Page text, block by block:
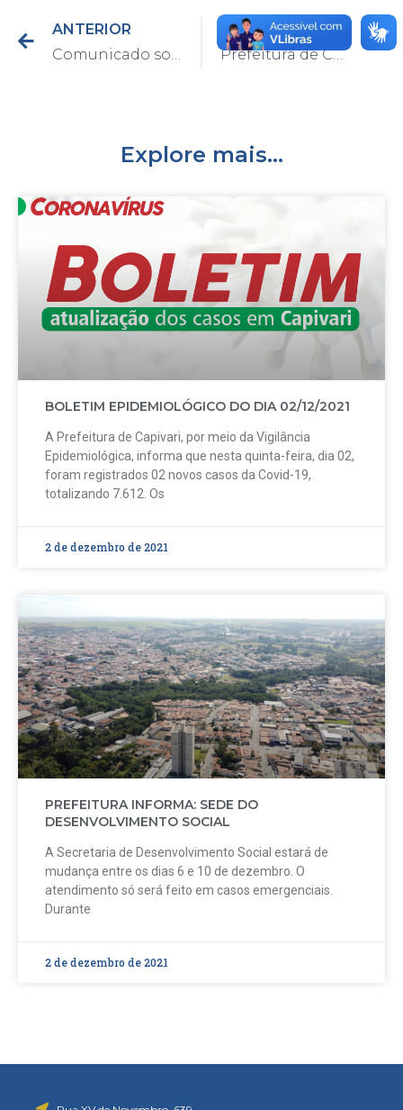
ANTERIOR
PRÓXIMO
Prefeitura de Capivari faz alerta sobre período de queimadas
Explore mais...
BOLETIM EPIDEMIOLÓGICO DO DIA 02/12/2021
A Prefeitura de Capivari, por meio da Vigilância
Epidemiológica, informa que nesta quinta-feira, dia 02,
foram registrados 02 novos casos da Covid-19,
totalizando 7.612. Os
2 de dezembro de 2021
PREFEITURA INFORMA: SEDE DO
DESENVOLVIMENTO SOCIAL
A Secretaria de Desenvolvimento Social estará de
mudança entre os dias 6 e 10 de dezembro. O
atendimento só será feito em casos emergenciais.
Durante
2 de dezembro de 2021